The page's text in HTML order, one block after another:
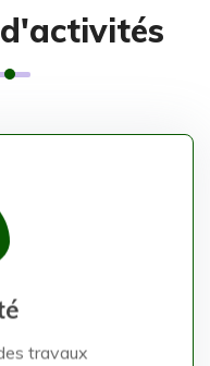
travaux
travaux